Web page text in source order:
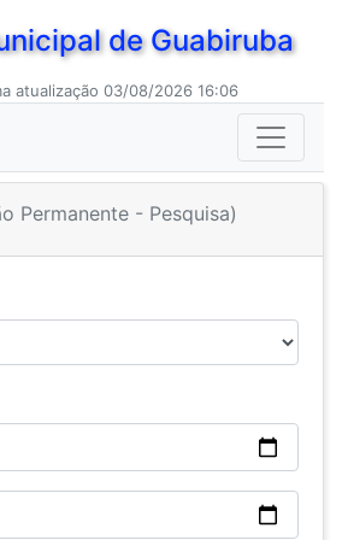
de Guabiruba
atualização 03/08/2026 16:06
Permanente - Pesquisa)